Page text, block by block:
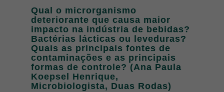
Qual o microrganismo
deteriorante que causa maior
impacto na indústria de bebidas?
Bactérias lácticas ou leveduras?
Quais as principais fontes de
contaminações e as principais
formas de controle? (Ana Paula
Koepsel Henrique,
Microbiologista, Duas Rodas)